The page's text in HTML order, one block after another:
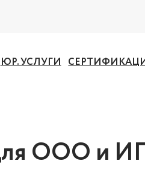
ЮР. УСЛУГИ
для ООО и